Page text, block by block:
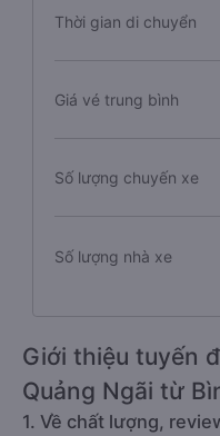
Thời gian di chuyển
Giá vé trung bình
Số lượng chuyến xe
Số lượng nhà xe
Giới thiệu tuyến
Quảng Ngãi từ
1. Về chất lượng,